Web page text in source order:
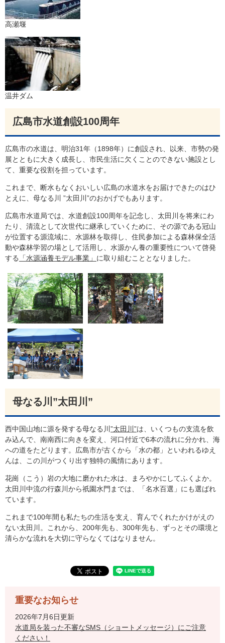
高瀬堰
温井ダム
広島市水道創設100周年
広島市の水道は、明治31年（1898年）に創設され、以来、市勢の発
展とともに大きく成長し、市民生活に欠くことのできない施設とし
て、重要な役割を担っています。
これまで、断水もなくおいしい広島の水道水をお届けできたのはひ
とえに、母なる川 ”太田川”のおかげでもあります。
広島市水道局では、水道創設100周年を記念し、太田川を将来にわ
たり、清流として次世代に継承していくために、その源である冠山
が位置する源流域に、水源林を取得し、住民参加による森林保全活
動や森林学習の場として活用し、水源かん養の重要性について啓発
する
「水源涵養モデル事業」 に取り組むこととなりました。
母なる川”太田川”
西中国山地に源を発する母なる川 ”太田川”は、いくつもの支流を飲
み込んで、南南西に向きを変え、河口付近で6本の流れに分かれ、海
への道をたどります。広島市が古くから「水の都」といわれるゆえ
んは、この川がつくり出す独特の風情にあります。
花崗（こう）岩の大地に磨かれた水は、まろやかにしてふくよか。
太田川中流の行森川から祇園水門までは、「名水百選」にも選ばれ
ています。
これまで100年間も私たちの生活を支え、育んでくれたかけがえの
ない太田川。これから、200年先も、300年先も、ずっとその環境と
清らかな流れを大切に守らなくてはなりません。
重要なお知らせ
2026年7月6日更新
水道局を装った不審なSMS（ショートメッセージ）にご注意
ください！